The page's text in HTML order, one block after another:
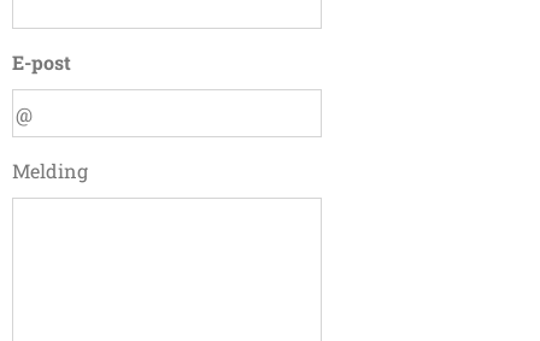
E-post
Melding